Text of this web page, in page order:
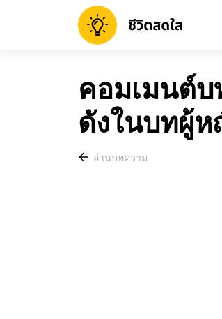
คอมเมนต์บ
ดังในบทผู้ห
อ่านบทความ